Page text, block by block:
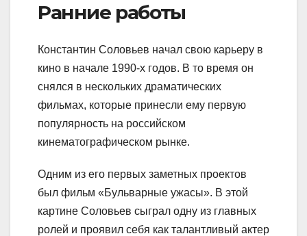
Ранние работы
Константин Соловьев начал свою карьеру в
кино в начале 1990-х годов. В то время он
снялся в нескольких драматических
фильмах, которые принесли ему первую
популярность на российском
кинематографическом рынке.
Одним из его первых заметных проектов
был фильм «Бульварные ужасы». В этой
картине Соловьев сыграл одну из главных
ролей и проявил себя как талантливый актер